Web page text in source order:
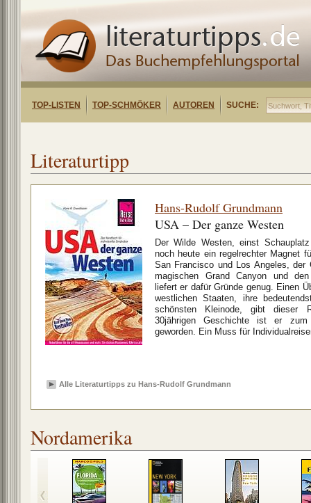
TOP-LISTEN TOP-SCHMÖKER AUTOREN SUCHE:
Literaturtipp
Hans-Rudolf Grundmann
USA – Der ganze Westen
Der Wilde Westen, einst
noch heute ein regelrechter Magnet
San Francisco und Los Angeles, der
magischen Grand Canyon und den
liefert er dafür Gründe genug. Einen
westlichen Staaten, ihre
schönsten Kleinode, gibt dieser
30jährigen Geschichte ist er
geworden. Ein Muss für
Alle Literaturtipps zu Hans-Rudolf Grundmann
Nordamerika